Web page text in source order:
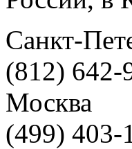
Санкт-
(812) 642-
Москва
(499) 403-